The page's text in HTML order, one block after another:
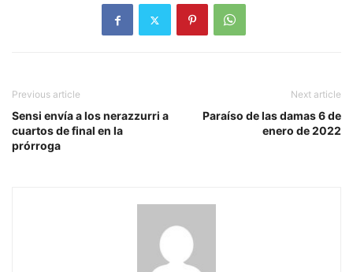
Previous article
Sensi envía a los nerazzurri a
cuartos de final en la
prórroga
Next article
Paraíso de las damas 6 de
enero de 2022